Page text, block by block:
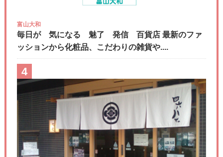
富山大和
毎日が 気になる 魅了 発信 百貨店 最新のファ
ッションから化粧品、こだわりの雑貨や....
4